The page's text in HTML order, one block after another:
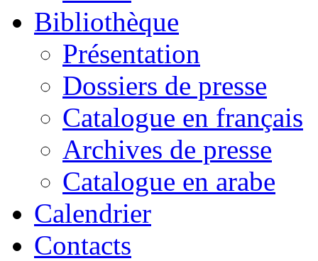
Bibliothèque
Présentation
Dossiers de presse
Catalogue en français
Archives de presse
Catalogue en arabe
Calendrier
Contacts